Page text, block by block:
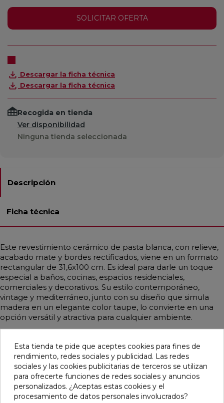
SOLICITAR OFERTA
Descargar la ficha técnica
Descargar la ficha técnica
Recogida en tienda
Ver disponibilidad
Ninguna tienda seleccionada
Descripción
Ficha técnica
Este revestimiento cerámico de pasta blanca, con relieve,
acabado mate y bordes rectificados, viene en un formato
rectangular de 31,6x100 cm. Es ideal para darle un toque
especial a baños, cocinas, espacios residenciales,
comerciales y decorativos. Su estilo contemporáneo,
vintage y mediterráneo, junto con su diseño que simula
madera en un elegante color taupe, lo convierte en una
opción versátil y atractiva para cualquier ambiente.
Pensamos que te puede interesar
favorite favorite favorite
Esta tienda te pide que aceptes cookies para fines de
rendimiento, redes sociales y publicidad. Las redes
sociales y las cookies publicitarias de terceros se utilizan
para ofrecerte funciones de redes sociales y anuncios
personalizados. ¿Aceptas estas cookies y el
procesamiento de datos personales involucrados?